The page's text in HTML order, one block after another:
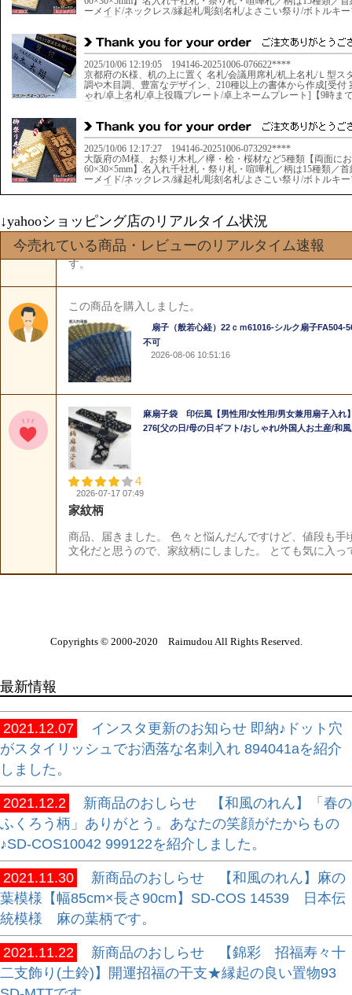
↓yahooショッピング店のリアルタイム状況
Copyrights © 2000-2020 Raimudou All Rights Reserved.
最新情報
2021.12.07
インスタ更新のお知らせ 即納♪ドット穴
がスタイリッシュでお洒落な名刺入れ 894041aを紹介
しました。
2021.12.2
新商品のおしらせ 【和風のれん】「春の
ふくろう柄」ありがとう。あなたの笑顔がたからもの
♪SD-COS10042 999122を紹介しました。
2021.11.30
新商品のおしらせ 【和風のれん】麻の
葉模様【幅85cm×長さ90cm】SD-COS 14539 日本伝
統模様 麻の葉柄です。
2021.11.22
新商品のおしらせ 【錦彩 招福寿々十
二支飾り(土鈴)】開運招福の干支★縁起の良い置物93